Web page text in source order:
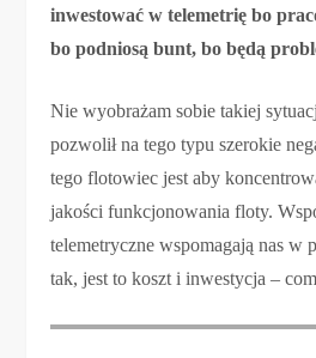
inwestować w telemetrię bo
bo podniosą bunt, bo będą
Nie wyobrażam sobie takiej
pozwolił na tego typu szerokie
tego flotowiec jest aby
jakości funkcjonowania floty.
telemetryczne wspomagają nas
tak, jest to koszt i inwestycja –